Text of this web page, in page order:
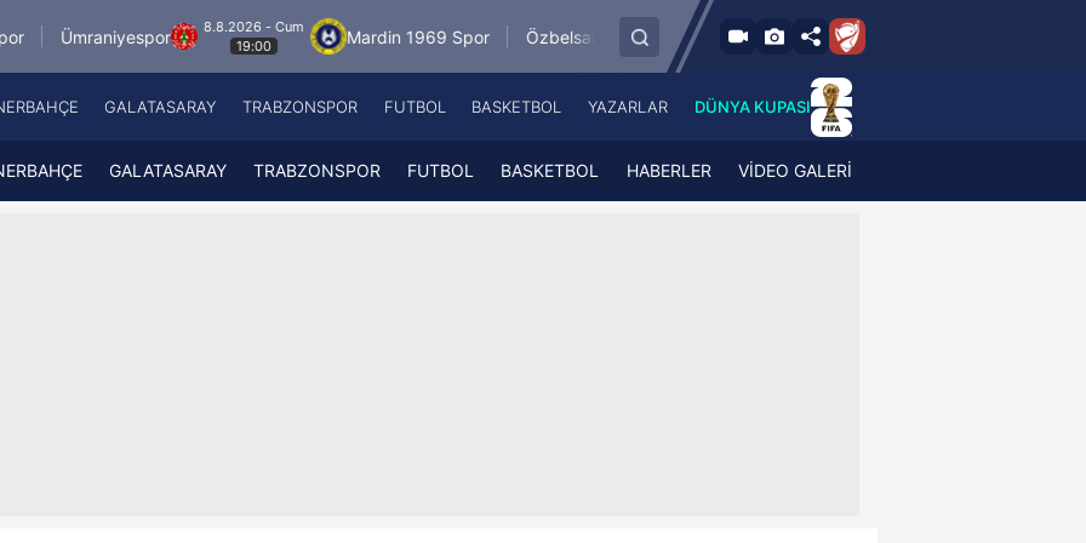
8.8.2026 - Cum
19:00
Mardin 1969 Spor Özbelsan Sivasspor
8.8.2026 - Cum
19:00
Esenler Erokspor
Fenerbahçe
Galatasaray
A Spor
ATV
A Haber Radyo
A Spor Radyo
A News Radio
GALATASARAY TRABZONSPOR FUTBOL BASKETBOL YAZARLAR DÜNYA KUPASI
GALATASARAY TRABZONSPOR FUTBOL BASKETBOL HABERLER VİDEO GALERİ